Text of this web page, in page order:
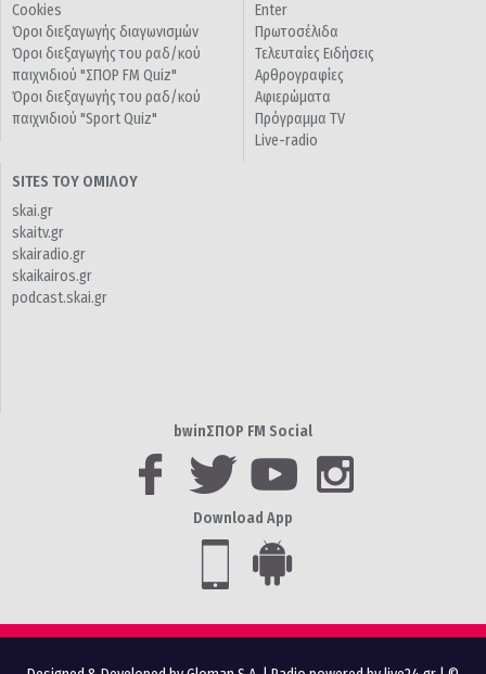
Cookies
Όροι διεξαγωγής διαγωνισμών
Όροι διεξαγωγής του ραδ/κού
παιχνιδιού "ΣΠΟΡ FM Quiz"
Όροι διεξαγωγής του ραδ/κού
παιχνιδιού "Sport Quiz"
Enter
Πρωτοσέλιδα
Τελευταίες Ειδήσεις
Αρθρογραφίες
Αφιερώματα
Πρόγραμμα TV
Live-radio
SITES ΤΟΥ ΟΜΙΛΟΥ
skai.gr
skaitv.gr
skairadio.gr
skaikairos.gr
podcast.skai.gr
bwinΣΠΟΡ FM Social
Download App